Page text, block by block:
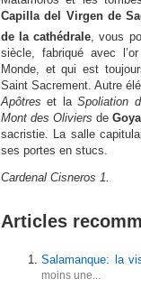
Capilla del Virgen de
de la cathédrale, vous
siècle, fabriqué avec
Monde, et qui est
Saint Sacrement. Autre
Apôtres et laSpoliation
Mont des OliviersdeGoya
sacristie. La salle
ses portes en stucs.
Cardenal Cisneros 1.
Articles
Salamanque: la
moins une...